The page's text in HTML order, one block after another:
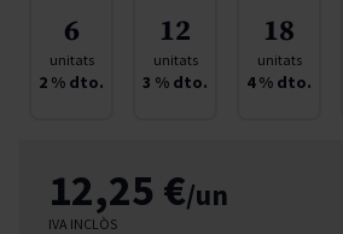
6
unitats
2 % dto.
12
unitats
3 % dto.
18
unitats
4% dto.
12,25 €/un
IVA INCLÒS